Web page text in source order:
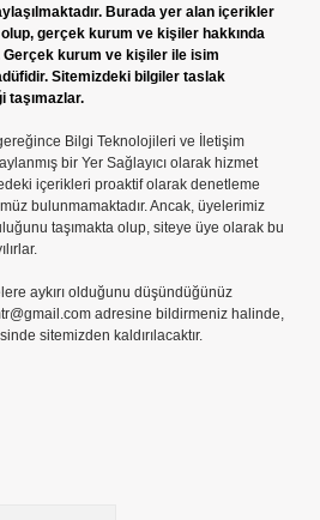
Burada yer alan içerikler
gerçek kurum ve kişiler hakkında
Gerçek kurum ve kişiler ile isim
Sitemizdeki bilgiler taslak
taşımazlar.
Bilgi Teknolojileri ve İletişim
bir Yer Sağlayıcı olarak hizmet
içerikleri proaktif olarak denetleme
bulunmamaktadır. Ancak, üyelerimiz
taşımakta olup, siteye üye olarak bu
aykırı olduğunu düşündüğünüz
adresine bildirmeniz halinde,
sitemizden kaldırılacaktır.